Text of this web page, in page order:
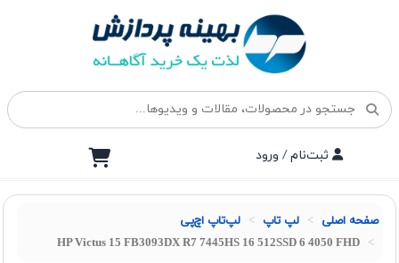
ثبت‌نام / ورود
صفحه اصلی لپ تاپ لپ‌تاپ اچ‌پی
HP Victus 15 FB3093DX R7 7445HS 16 512SSD 6 4050 FHD